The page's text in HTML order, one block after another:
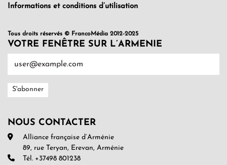
Informations et conditions d’utilisation
Tous droits réservés © FrancoMédia 2012-2025
VOTRE FENÊTRE SUR L’ARMENIE
NOUS CONTACTER
Alliance française d’Arménie
89, rue Teryan, Erevan, Arménie
Tél. +37498 801238